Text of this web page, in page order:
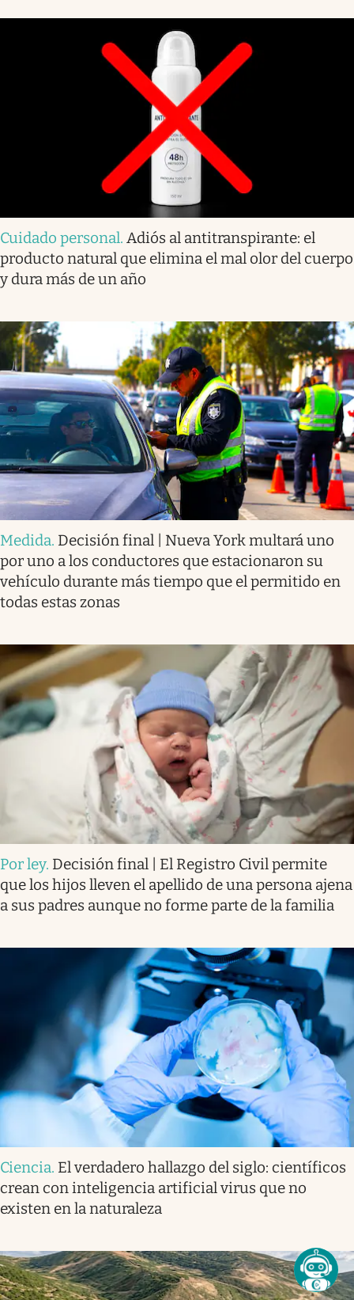
Cuidado personal. Adiós al antitranspirante: el
producto natural que elimina el mal olor del cuerpo
y dura más de un año
Medida. Decisión final | Nueva York multará uno
por uno a los conductores que estacionaron su
vehículo durante más tiempo que el permitido en
todas estas zonas
Por ley. Decisión final | El Registro Civil permite
que los hijos lleven el apellido de una persona ajena
a sus padres aunque no forme parte de la familia
Ciencia. El verdadero hallazgo del siglo: científicos
crean con inteligencia artificial virus que no
existen en la naturaleza